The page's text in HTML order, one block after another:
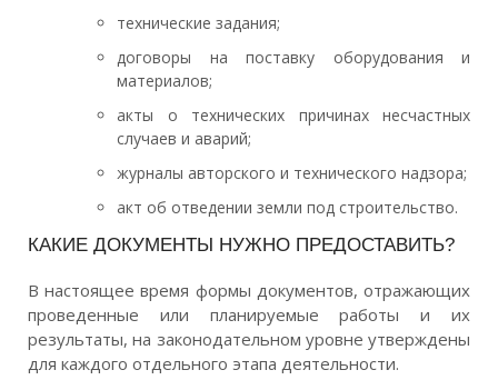
технические задания;
договоры на поставку оборудования и
материалов;
акты о технических причинах несчастных
случаев и аварий;
журналы авторского и технического надзора;
акт об отведении земли под строительство.
КАКИЕ ДОКУМЕНТЫ НУЖНО ПРЕДОСТАВИТЬ?
В настоящее время формы документов, отражающих
проведенные или планируемые работы и их
результаты, на законодательном уровне утверждены
для каждого отдельного этапа деятельности.